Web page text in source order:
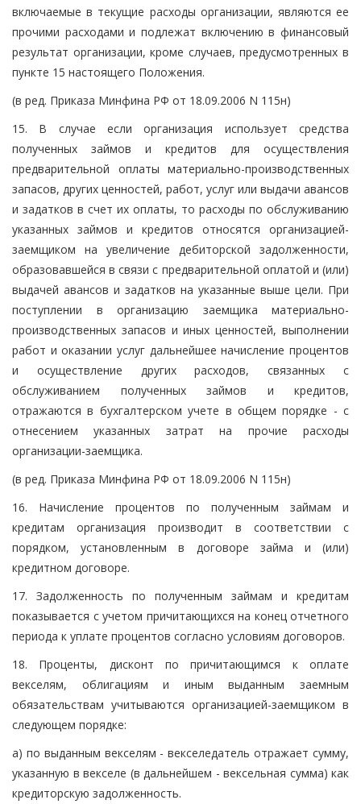
включаемые в текущие расходы организации, являются ее
прочими расходами и подлежат включению в финансовый
результат организации, кроме случаев, предусмотренных в
пункте 15 настоящего Положения.
(в ред. Приказа Минфина РФ от 18.09.2006 N 115н)
15. В случае если организация использует средства
полученных займов и кредитов для осуществления
предварительной оплаты материально-производственных
запасов, других ценностей, работ, услуг или выдачи авансов
и задатков в счет их оплаты, то расходы по обслуживанию
указанных займов и кредитов относятся организацией-
заемщиком на увеличение дебиторской задолженности,
образовавшейся в связи с предварительной оплатой и (или)
выдачей авансов и задатков на указанные выше цели. При
поступлении в организацию заемщика материально-
производственных запасов и иных ценностей, выполнении
работ и оказании услуг дальнейшее начисление процентов
и осуществление других расходов, связанных с
обслуживанием полученных займов и кредитов,
отражаются в бухгалтерском учете в общем порядке - с
отнесением указанных затрат на прочие расходы
организации-заемщика.
(в ред. Приказа Минфина РФ от 18.09.2006 N 115н)
16. Начисление процентов по полученным займам и
кредитам организация производит в соответствии с
порядком, установленным в договоре займа и (или)
кредитном договоре.
17. Задолженность по полученным займам и кредитам
показывается с учетом причитающихся на конец отчетного
периода к уплате процентов согласно условиям договоров.
18. Проценты, дисконт по причитающимся к оплате
векселям, облигациям и иным выданным заемным
обязательствам учитываются организацией-заемщиком в
следующем порядке:
а) по выданным векселям - векселедатель отражает сумму,
указанную в векселе (в дальнейшем - вексельная сумма) как
кредиторскую задолженность.